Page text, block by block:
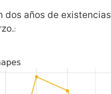
dos años de existencias
: